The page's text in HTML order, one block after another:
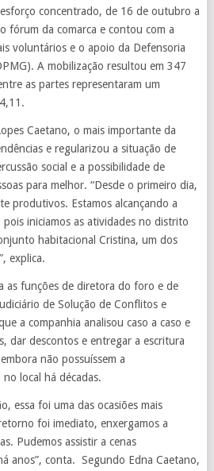
concentrado, de 16 de outubro a
fórum da comarca e contou com a
voluntários e o apoio da Defensoria
A mobilização resultou em 347
as partes representaram um
Caetano, o mais importante da
e regularizou a situação de
social e a possibilidade de
para melhor. “Desde o primeiro dia,
produtivos. Estamos alcançando a
iniciamos as atividades no distrito
habitacional Cristina, um dos
explica.
as funções de diretora do foro e de
de Solução de Conflitos e
a companhia analisou caso a caso e
dar descontos e entregar a escritura
não possuíssem a
local há décadas.
essa foi uma das ocasiões mais
foi imediato, enxergamos a
Pudemos assistir a cenas
anos”, conta. Segundo Edna Caetano,